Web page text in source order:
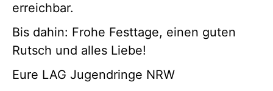
erreichbar.
Bis dahin: Frohe Festtage, einen guten
Rutsch und alles Liebe!
Eure LAG Jugendringe NRW